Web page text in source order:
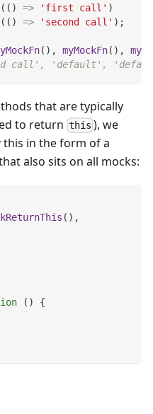
( ( ) => 'first call' )
( ( ) => 'second call' ) ;
( ) , myMockFn( ) ,
call', 'default',
that are typically
to return this ), we
this in the form of a
also sits on all mocks:
( ) ,
( )
{